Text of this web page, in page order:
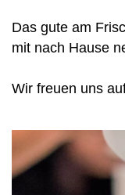
Das gute am
mit nach Hause
Wir freuen uns